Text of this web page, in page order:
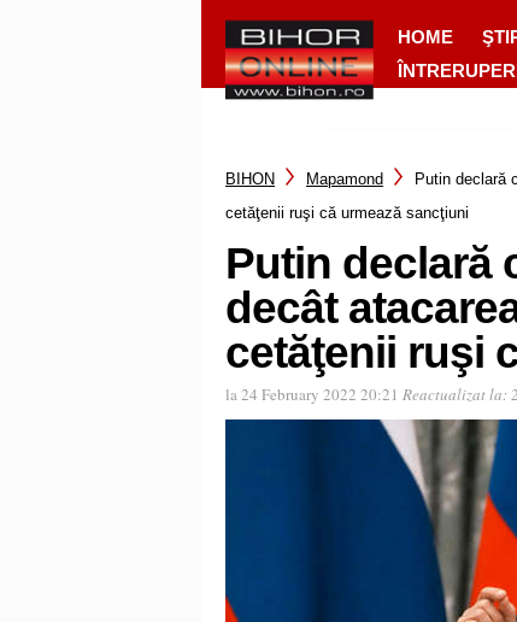
HOME
BIHON Mapamond
Putin declară
cetăţenii ruşi că urmează sancţiuni
Putin declară
decât
cetăţenii ruşi
la 24 February 2022 20:21 Reactualizat la: